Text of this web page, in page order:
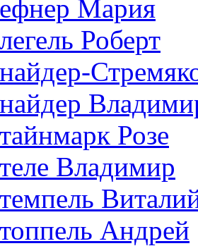
Мария
Роберт
Розe
Владимир
Андрей